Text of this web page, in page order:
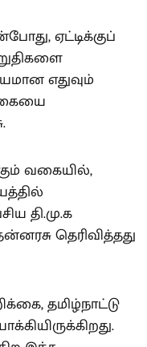
ஏட்டிக்குப்
எதுவும்
வகையில்,
தி.மு.க
தெரிவித்தது
தமிழ்நாட்டு